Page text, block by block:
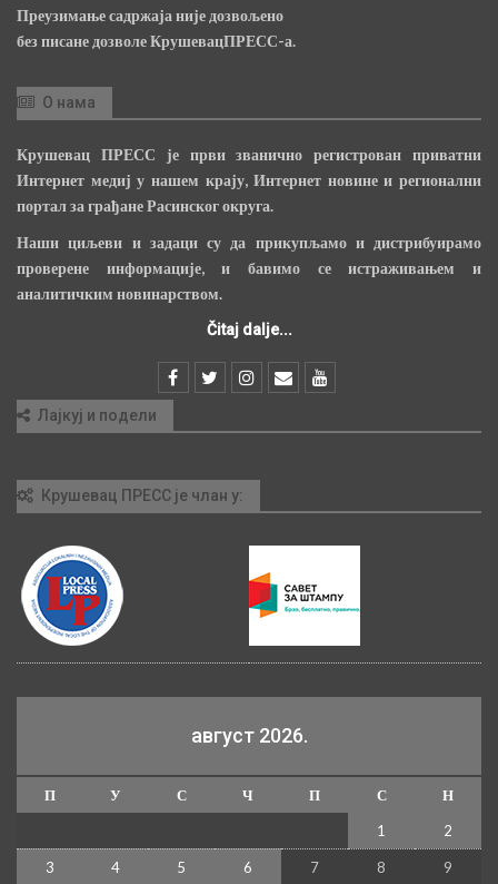
Преузимање садржаја није дозвољено
без писане дозволе КрушевацПРЕСС-а.
О нама
Крушевац ПРЕСС је први званично регистрован приватни
Интернет медиј у нашем крају, Интернет новине и регионални
портал за грађане Расинског округа.
Наши циљеви и задаци су да прикупљамо и дистрибуирамо
проверене информације, и бавимо се истраживањем и
аналитичким новинарством.
Čitaj dalje...
Лајкуј и подели
Крушевац ПРЕСС је члан у:
август 2026.
П У С Ч П С
Н
1
2
3 4 5 6 7 8 9